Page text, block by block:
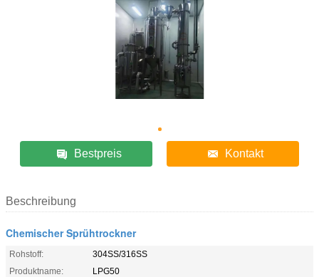
Bestpreis Kontakt
Beschreibung
Chemischer Sprühtrockner
Rohstoff:
304SS/316SS
Produktname:
LPG50